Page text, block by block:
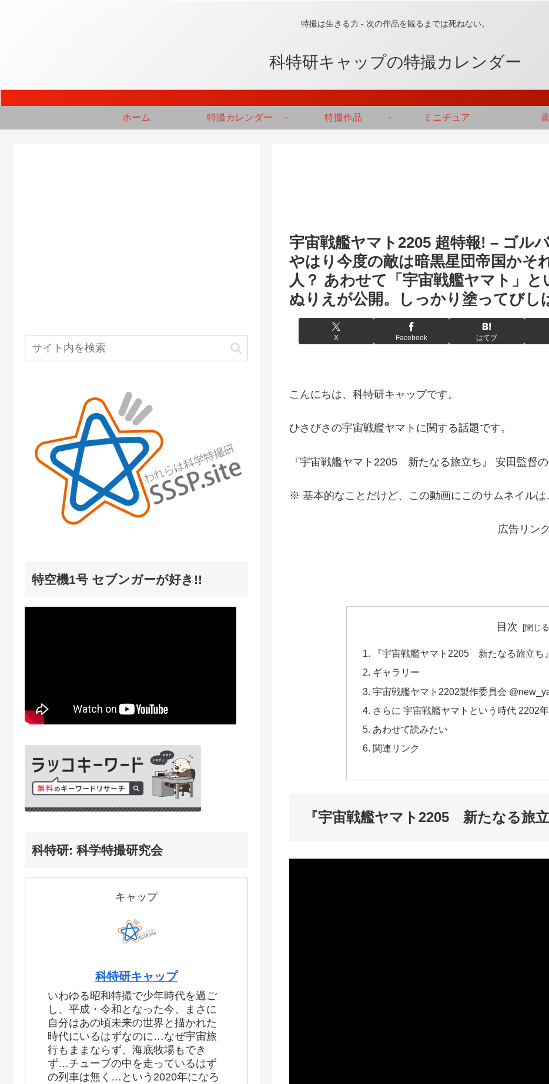
特撮は生きる力 - 次の作品を観るまでは死ねない。
科特研キャップの特撮カレンダー
ホーム 特撮カレンダー 特撮作品 ミニチュア
宇宙戦艦ヤマト2205 超特報! – ゴル
やはり今度の敵は暗黒星団帝国か
人？ あわせて「宇宙戦艦ヤマト」
ぬりえが公開。しっかり塗ってびし
X Facebook はてブ
こんにちは、科特研キャップです。
ひさびさの宇宙戦艦ヤマトに関する話題です。
『宇宙戦艦ヤマト2205 新たなる旅立ち』 安田監督
※ 基本的なことだけど、この動画にこのサムネイルは
広告リンク
目次
『宇宙戦艦ヤマト2205 新たなる旅立ち
ギャラリー
宇宙戦艦ヤマト2202製作委員会
さらに 宇宙戦艦ヤマトという時代 2202
あわせて読みたい
関連リンク
『宇宙戦艦ヤマト2205 新たなる旅
特空機1号 セブンガーが好き!!
科特研: 科学特撮研究会
キャップ
科特研キャップ
いわゆる昭和特撮で少年時代を過ご
し、平成・令和となった今、まさに
自分はあの頃未来の世界と描かれた
時代にいるはずなのに…なぜ宇宙旅
行もままならず、海底牧場もでき
ず…チューブの中を走っているはず
の列車は無く…という2020年になろ